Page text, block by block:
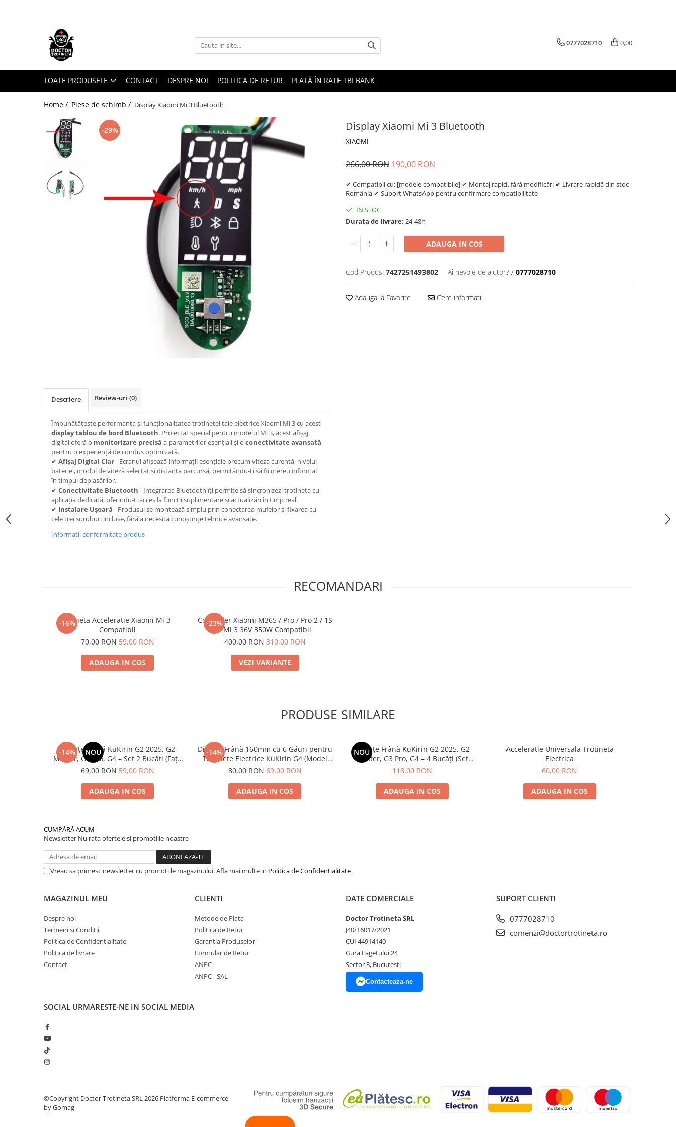
Toate Produsele
Piese de schimb
https://www.doctortrotineta.ro/electrica
Acceleratie
Acumulatori
https://www.doctortrotineta.ro/camere-
https://www.doctortrotineta.ro/cauciucuri-
trotinete-electrice
https://www.doctortrotineta.ro/cauciucuri-
cauciucuri-bicicleta
Camere bicicleta
Cauciuc tubeless cu GEL antipană
Cauciucuri bicicleta
Anvelope și Camere Utilaje
forceOriginalForEdit=1&preview=00681
0777028710 0,00
TOATE PRODUSELE CONTACT DESPRE NOI POLITICA DE RETUR PLATĂ ÎN RATE TBI BANK
Home / Piese de schimb / Display Xiaomi Mi 3 Bluetooth
Display Xiaomi Mi 3 Bluetooth
XIAOMI
-29%
266,00 RON 190,00 RON
✔ Compatibil cu: [modele compatibile] ✔ Montaj rapid, fără modificări ✔ Livrare rapidă din stoc
România ✔ Suport WhatsApp pentru confirmare compatibilitate
IN STOC
Durata de livrare: 24-48h
ADAUGA IN COS
Cod Produs: 7427251493802 Ai nevoie de ajutor? / 0777028710
Adauga la Favorite Cere informatii
Descriere Review-uri (0)
Îmbunătățește performanța și funcționalitatea trotinetei tale electrice Xiaomi Mi 3 cu acest
display tablou de bord Bluetooth. Proiectat special pentru modelul Mi 3, acest afișaj
digital oferă o monitorizare precisă a parametrilor esențiali și o conectivitate avansată
pentru o experiență de condus optimizată.
✔ Afișaj Digital Clar- Ecranul afișează informații esențiale precum viteza curentă, nivelul
bateriei, modul de viteză selectat și distanța parcursă, permițându-ți să fii mereu informat
în timpul deplasărilor.
✔ Conectivitate Bluetooth - Integrarea Bluetooth îți permite să sincronizezi trotineta cu
aplicația dedicată, oferindu-ți acces la funcții suplimentare și actualizări în timp real.
✔ Instalare Ușoară - Produsul se montează simplu prin conectarea mufelor și fixarea cu
cele trei șuruburi incluse, fără a necesita cunoștințe tehnice avansate.
Informatii conformitate produs
RECOMANDARI
-16%
Maneta Acceleratie Xiaomi Mi 3
Compatibil
70,00 RON59,00 RON
ADAUGA IN COS
-23%
Controller Xiaomi M365 / Pro / Pro 2 / 1S
/ Mi 3 36V 350W Compatibil
400,00 RON310,00 RON
VEZI VARIANTE
PRODUSE SIMILARE
-14% NOU
Plăcuțe Frână KuKirin G2 2025, G2
Master, G3 Pro, G4 – Set 2 Bucăți (Față
sau Spate) Premium
69,00 RON59,00 RON
ADAUGA IN COS
-14%
Disc de Frână 160mm cu 6 Găuri pentru
Trotinete Electrice KuKirin G4 (Model
2025) și KuKirin G2 – Performanță
80,00 RON69,00 RON
ADAUGA IN COS
NOU
Plăcuțe Frână KuKirin G2 2025, G2
Master, G3 Pro, G4 – 4 Bucăți (Set
118,00 RON
ADAUGA IN COS
Acceleratie Universala Trotineta
Electrica
60,00 RON
ADAUGA IN COS
CUMPĂRĂ ACUM
Newsletter Nu rata ofertele si promotiile noastre
Vreau sa primesc newsletter cu promotiile magazinului. Afla mai multe in Politica de Confidentialitate
MAGAZINUL MEU
Despre noi
Termeni si Conditii
Politica de Confidentialitate
Politica de livrare
Contact
CLIENTI
Metode de Plata
Politica de Retur
Garantia Produselor
Formular de Retur
ANPC
ANPC - SAL
DATE COMERCIALE
Doctor Trotineta SRL
J40/16017/2021
CUI 44914140
Gura Fagetului 24
Sector 3, Bucuresti
Contacteaza-ne
SUPORT CLIENTI
0777028710
comenzi@doctortrotineta.ro
SOCIAL URMARESTE-NE IN SOCIAL MEDIA
©Copyright Doctor Trotineta SRL 2026 Platforma E-commerce
by Gomag